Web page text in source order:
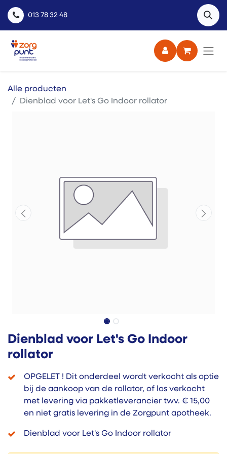
013 78 32 48
Alle producten
Dienblad voor Let's Go Indoor rollator
Dienblad voor Let's Go Indoor
rollator
OPGELET ! Dit onderdeel wordt verkocht als optie
bij de aankoop van de rollator, of los verkocht
met levering via pakketleverancier twv. € 15,00
en niet gratis levering in de Zorgpunt apotheek.
Dienblad voor Let's Go Indoor rollator